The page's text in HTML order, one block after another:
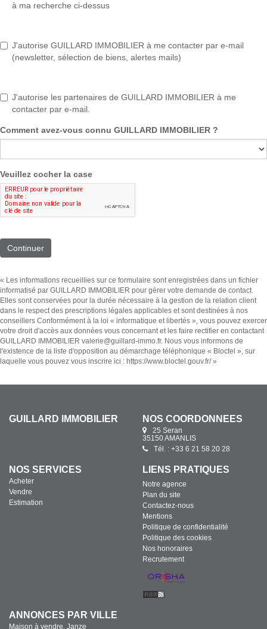
à ma recherche ci-dessus
J'autorise GUILLARD IMMOBILIER à me contacter par e-mail
(newsletter, sélection de biens, alertes mails)
J'autorise les partenaires de GUILLARD IMMOBILIER à me
contacter par e-mail.
Comment avez-vous connu GUILLARD IMMOBILIER ?
Veuillez cocher la case
Continuer
« Les informations recueillies sur ce formulaire sont enregistrées dans un fichier
informatisé par GUILLARD IMMOBILIER pour gérer votre demande de contact.
Elles sont conservées pour la durée nécessaire à la gestion de la relation client
dans le respect des prescriptions légales applicables et sont destinées à nos
conseillers Conformément à la loi « informatique et libertés », vous pouvez exercer
votre droit d'accès aux données vous concernant et les faire rectifier en contactant
GUILLARD IMMOBILIER valerie@guillard-immo.fr. Nous vous informons de
l'existence de la liste d'opposition au démarchage téléphonique « Bloctel », sur
laquelle vous pouvez vous inscrire ici : https://www.bloctel.gouv.fr/»
GUILLARD IMMOBILIER NOS COORDONNÉES
25 Seran
35150 AMANLIS
Tél. : +33 6 21 58 20 28
NOS SERVICES
Acheter
Vendre
Estimation
LIENS PRATIQUES
Notre agence
Plan du site
Contactez-nous
Mentions
Politique de confidentialité
Politique des cookies
Nos honoraires
Recrutement
ANNONCES PAR VILLE
Maison à vendre, Janze